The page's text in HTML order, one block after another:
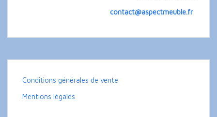
contact@aspectmeuble.fr
Conditions générales de vente
Mentions légales